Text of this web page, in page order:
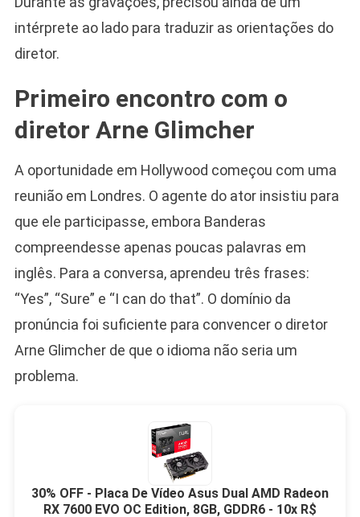
intérprete ao lado para traduzir as orientações do
diretor.
Primeiro encontro com o
diretor Arne Glimcher
A oportunidade em Hollywood começou com uma
reunião em Londres. O agente do ator insistiu para
que ele participasse, embora Banderas
compreendesse apenas poucas palavras em
inglês. Para a conversa, aprendeu três frases:
“Yes”, “Sure” e “I can do that”. O domínio da
pronúncia foi suficiente para convencer o diretor
Arne Glimcher de que o idioma não seria um
problema.
30% OFF - Placa De Vídeo Asus Dual AMD Radeon
RX 7600 EVO OC Edition, 8GB, GDDR6 - 10x R$